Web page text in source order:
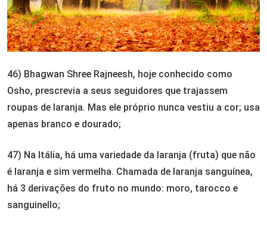
46) Bhagwan Shree Rajneesh, hoje conhecido como
Osho, prescrevia a seus seguidores que trajassem
roupas de laranja. Mas ele próprio nunca vestiu a cor; usa
apenas branco e dourado;
47) Na Itália, há uma variedade da laranja (fruta) que não
é laranja e sim vermelha. Chamada de laranja sanguínea,
há 3 derivações do fruto no mundo: moro, tarocco e
sanguinello;